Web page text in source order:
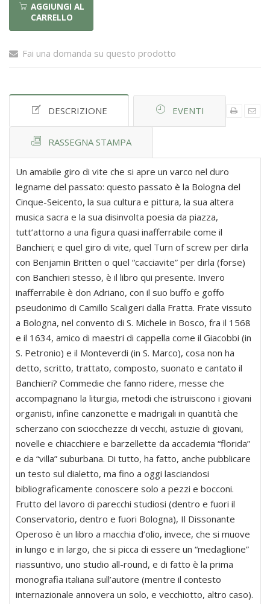
AGGIUNGI AL
CARRELLO
Fai una domanda su questo prodotto
DESCRIZIONE EVENTI
RASSEGNA STAMPA
Un amabile giro di vite che si apre un varco nel duro
legname del passato: questo passato è la Bologna del
Cinque-Seicento, la sua cultura e pittura, la sua altera
musica sacra e la sua disinvolta poesia da piazza,
tutt’attorno a una figura quasi inafferrabile come il
Banchieri; e quel giro di vite, quel Turn of screw per dirla
con Benjamin Britten o quel “cacciavite” per dirla (forse)
con Banchieri stesso, è il libro qui presente. Invero
inafferrabile è don Adriano, con il suo buffo e goffo
pseudonimo di Camillo Scaligeri dalla Fratta. Frate vissuto
a Bologna, nel convento di S. Michele in Bosco, fra il 1568
e il 1634, amico di maestri di cappella come il Giacobbi (in
S. Petronio) e il Monteverdi (in S. Marco), cosa non ha
detto, scritto, trattato, composto, suonato e cantato il
Banchieri? Commedie che fanno ridere, messe che
accompagnano la liturgia, metodi che istruiscono i giovani
organisti, infine canzonette e madrigali in quantità che
scherzano con sciocchezze di vecchi, astuzie di giovani,
novelle e chiacchiere e barzellette da accademia “florida”
e da “villa” suburbana. Di tutto, ha fatto, anche pubblicare
un testo sul dialetto, ma fino a oggi lasciandosi
bibliograficamente conoscere solo a pezzi e bocconi.
Frutto del lavoro di parecchi studiosi (dentro e fuori il
Conservatorio, dentro e fuori Bologna), Il Dissonante
Operoso è un libro a macchia d’olio, invece, che si muove
in lungo e in largo, che si picca di essere un “medaglione”
riassuntivo, uno studio all-round, e di fatto è la prima
monografia italiana sull’autore (mentre il contesto
internazionale annovera un solo, e vecchiotto, altro caso).